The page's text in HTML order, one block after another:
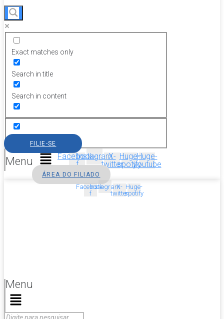
Exact matches only
Search in title
Search in content
Menu
FILIE-SE
Facebook-
f
InstagramX-
twitter
Huge-
spotify
Huge-
youtube
ÁREA DO FILIADO
Facebook-
f
InstagramX-
twitter
Huge-
spotify
Menu